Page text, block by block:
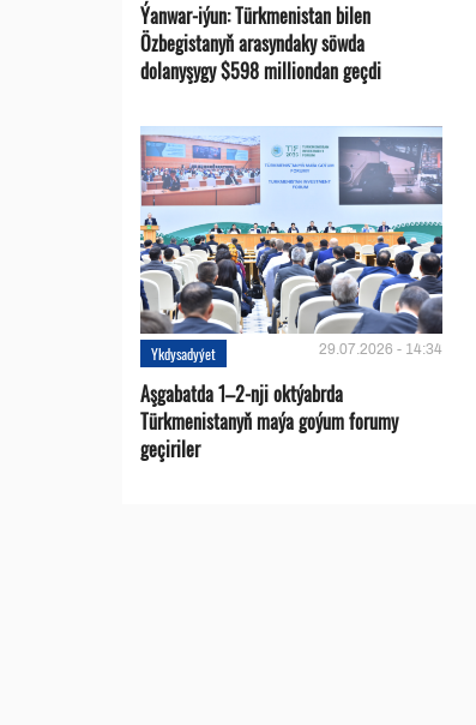
Ýanwar-iýun: Türkmenistan bilen
Özbegistanyň arasyndaky söwda
dolanyşygy $598 milliondan geçdi
Ykdysadyýet 29.07.2026 - 14:34
Aşgabatda 1–2-nji oktýabrda
Türkmenistanyň maýa goýum forumy
geçiriler